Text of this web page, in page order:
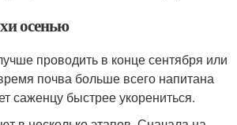
осенью
проводить в конце сентября или
почва больше всего напитана
саженцу быстрее укорениться.